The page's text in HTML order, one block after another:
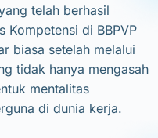
telah berhasil
Kompetensi di BBPVP
biasa setelah melalui
tidak hanya mengasah
mentalitas
di dunia kerja.